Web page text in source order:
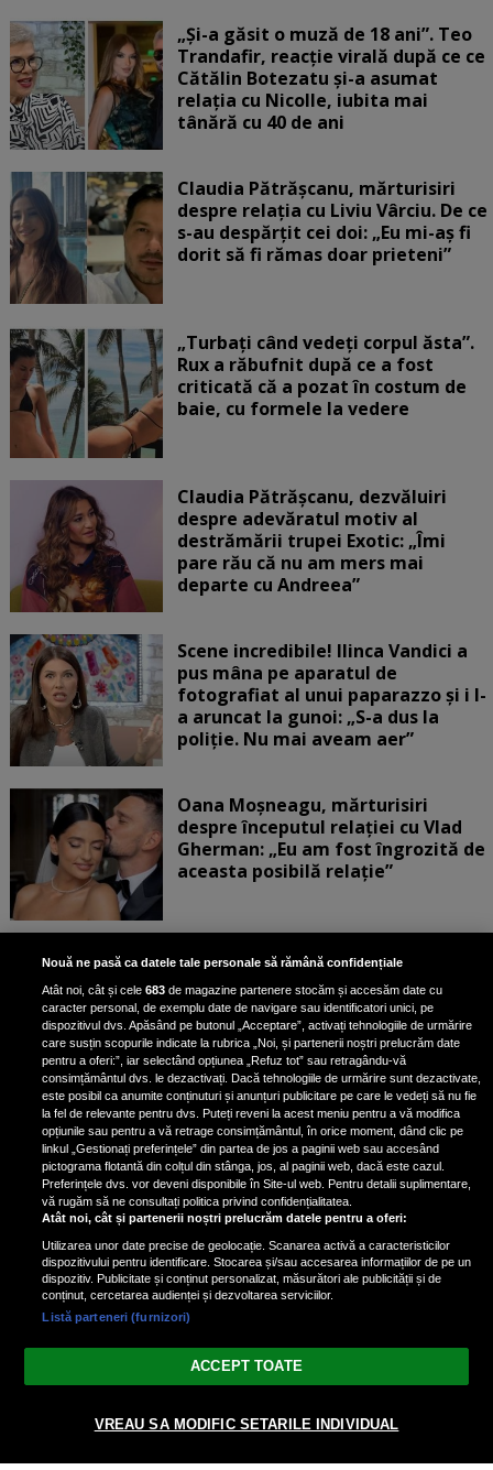
„Și-a găsit o muză de 18 ani”. Teo
Trandafir, reacție virală după ce ce
Cătălin Botezatu și-a asumat
relația cu Nicolle, iubita mai
tânără cu 40 de ani
Claudia Pătrășcanu, mărturisiri
despre relația cu Liviu Vârciu. De ce
s-au despărțit cei doi: „Eu mi-aș fi
dorit să fi rămas doar prieteni”
„Turbați când vedeți corpul ăsta”.
Rux a răbufnit după ce a fost
criticată că a pozat în costum de
baie, cu formele la vedere
Claudia Pătrășcanu, dezvăluiri
despre adevăratul motiv al
destrămării trupei Exotic: „Îmi
pare rău că nu am mers mai
departe cu Andreea”
Scene incredibile! Ilinca Vandici a
pus mâna pe aparatul de
fotografiat al unui paparazzo și i l-
a aruncat la gunoi: „S-a dus la
poliție. Nu mai aveam aer”
Oana Moșneagu, mărturisiri
despre începutul relației cu Vlad
Gherman: „Eu am fost îngrozită de
aceasta posibilă relație”
Unde locuiesc Alberto Guță și
iubita lui, după ce au plecat din
casa Narcisei Balaban: „Noi
suntem într-o casă cu două-trei
etaje”
Oana Roman, achiziție după
achiziție. Suma exorbitantă pe
care a scos-o din buzunar pentru o
pereche de ochelari de soare și un
parfum
Nouă ne pasă ca datele tale personale să rămână confidențiale
Atât noi, cât și cele683 de magazine partenere stocăm și accesăm date cu
caracter personal, de exemplu date de navigare sau identificatori unici, pe
dispozitivul dvs. Apăsând pe butonul „Acceptare”, activați tehnologiile de urmărire
care susțin scopurile indicate la rubrica „Noi, și partenerii noștri prelucrăm date
pentru a oferi:”, iar selectând opțiunea „Refuz tot” sau retragându-vă
consimțământul dvs. le dezactivați. Dacă tehnologiile de urmărire sunt dezactivate,
este posibil ca anumite conținuturi și anunțuri publicitare pe care le vedeți să nu fie
la fel de relevante pentru dvs. Puteți reveni la acest meniu pentru a vă modifica
opțiunile sau pentru a vă retrage consimțământul, în orice moment, dând clic pe
linkul „Gestionați preferințele” din partea de jos a paginii web sau accesând
pictograma flotantă din colțul din stânga, jos, al paginii web, dacă este cazul.
Preferințele dvs. vor deveni disponibile în Site-ul web. Pentru detalii suplimentare,
vă rugăm să ne consultați politica privind confidențialitatea.
Atât noi, cât și partenerii noștri prelucrăm datele pentru a oferi:
Utilizarea unor date precise de geolocație. Scanarea activă a caracteristicilor
dispozitivului pentru identificare. Stocarea și/sau accesarea informațiilor de pe un
dispozitiv. Publicitate și conținut personalizat, măsurători ale publicității și de
conținut, cercetarea audienței și dezvoltarea serviciilor.
Listă parteneri (furnizori)
ACCEPT TOATE
VREAU SA MODIFIC SETARILE INDIVIDUAL